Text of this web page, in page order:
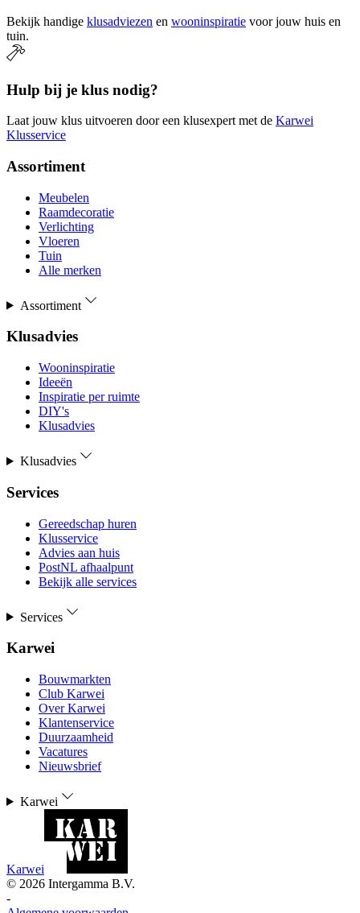
Bekijk handige klusadviezen en wooninspiratie voor jouw huis en
tuin.
Hulp bij je klus nodig?
Laat jouw klus uitvoeren door een klusexpert met de Karwei
Klusservice
Assortiment
Meubelen
Raamdecoratie
Verlichting
Vloeren
Tuin
Alle merken
Assortiment
Klusadvies
Wooninspiratie
Ideeën
Inspiratie per ruimte
DIY's
Klusadvies
Klusadvies
Services
Gereedschap huren
Klusservice
Advies aan huis
PostNL afhaalpunt
Bekijk alle services
Services
Karwei
Bouwmarkten
Club Karwei
Over Karwei
Klantenservice
Duurzaamheid
Vacatures
Nieuwsbrief
Karwei
Karwei
© 2026 Intergamma B.V.
-